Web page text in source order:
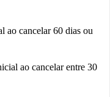
ao cancelar 60 dias ou
ao cancelar entre 30